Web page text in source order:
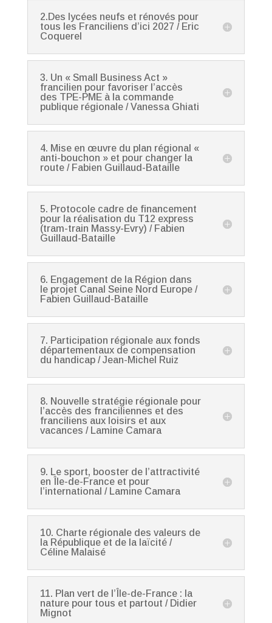
2.Des lycées neufs et rénovés pour
tous les Franciliens d’ici 2027 / Eric
Coquerel
3. Un « Small Business Act »
francilien pour favoriser l’accès
des TPE-PME à la commande
publique régionale / Vanessa Ghiati
4. Mise en œuvre du plan régional «
anti-bouchon » et pour changer la
route / Fabien Guillaud-Bataille
5. Protocole cadre de financement
pour la réalisation du T12 express
(tram-train Massy-Evry) / Fabien
Guillaud-Bataille
6. Engagement de la Région dans
le projet Canal Seine Nord Europe /
Fabien Guillaud-Bataille
7. Participation régionale aux fonds
départementaux de compensation
du handicap / Jean-Michel Ruiz
8. Nouvelle stratégie régionale pour
l’accès des franciliennes et des
franciliens aux loisirs et aux
vacances / Lamine Camara
9. Le sport, booster de l’attractivité
en Île-de-France et pour
l’international / Lamine Camara
10. Charte régionale des valeurs de
la République et de la laïcité /
Céline Malaisé
11. Plan vert de l’Île-de-France : la
nature pour tous et partout / Didier
Mignot